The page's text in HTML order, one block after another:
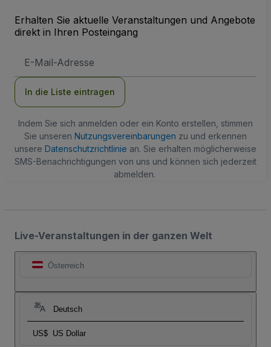
Erhalten Sie aktuelle Veranstaltungen und Angebote
direkt in Ihren Posteingang
Mail-
In die Liste eintragen
Indem Sie sich anmelden oder ein Konto erstellen, stimmen
Sie unseren Nutzungsvereinbarungen zu und erkennen
unsere Datenschutzrichtlinie an. Sie erhalten möglicherweise
SMS-Benachrichtigungen von uns und können sich jederzeit
abmelden.
Live-Veranstaltungen in der ganzen Welt
Österreich
Deutsch
US$ US Dollar